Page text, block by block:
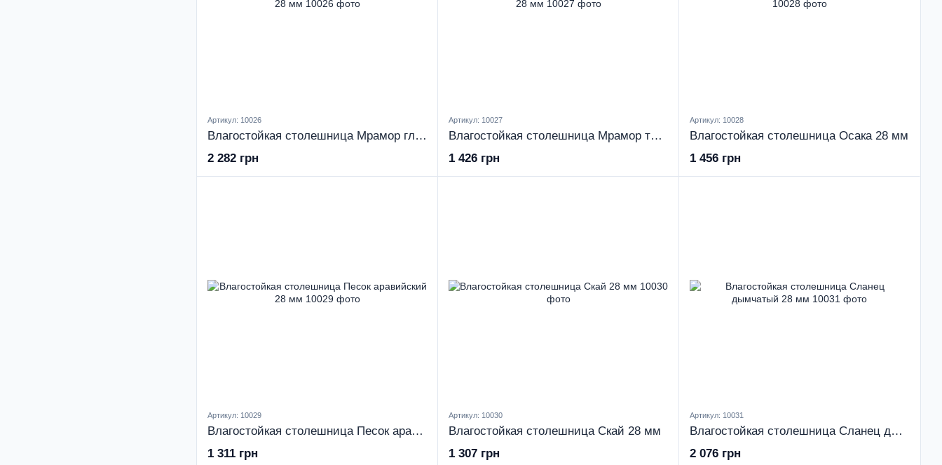
Артикул: 10026
Влагостойкая столешница Мрамор глянец 28 мм
2 282 грн
Артикул: 10027
Влагостойкая столешница Мрамор торрино 28 мм
1 426 грн
Артикул: 10028
Влагостойкая столешница Осака 28 мм
1 456 грн
Артикул: 10029
Влагостойкая столешница Песок аравийский 28 мм
1 311 грн
Артикул: 10030
Влагостойкая столешница Скай 28 мм
1 307 грн
Артикул: 10031
Влагостойкая столешница Сланец дымчатый 28 мм
2 076 грн